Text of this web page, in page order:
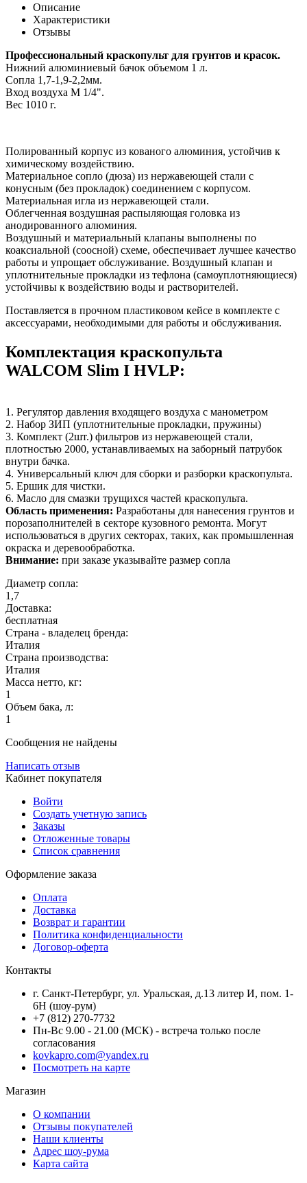
Описание
Характеристики
Отзывы
Профессиональный краскопульт для грунтов и красок.
Нижний алюминиевый бачок объемом 1 л.
Сопла 1,7-1,9-2,2мм.
Вход воздуха М 1/4".
Вес 1010 г.
Полированный корпус из кованого алюминия, устойчив к
химическому воздействию.
Материальное сопло (дюза) из нержавеющей стали с
конусным (без прокладок) соединением с корпусом.
Материальная игла из нержавеющей стали.
Облегченная воздушная распыляющая головка из
анодированного алюминия.
Воздушный и материальный клапаны выполнены по
коаксиальной (соосной) схеме, обеспечивает лучшее качество
работы и упрощает обслуживание. Воздушный клапан и
уплотнительные прокладки из тефлона (самоуплотняющиеся)
устойчивы к воздействию воды и растворителей.
Поставляется в прочном пластиковом кейсе в комплекте с
аксессуарами, необходимыми для работы и обслуживания.
Комплектация краскопульта
WALCOM Slim I HVLP:
1. Регулятор давления входящего воздуха с манометром
2. Набор ЗИП (уплотнительные прокладки, пружины)
3. Комплект (2шт.) фильтров из нержавеющей стали,
плотностью 2000, устанавливаемых на заборный патрубок
внутри бачка.
4. Универсальный ключ для сборки и разборки краскопульта.
5. Ершик для чистки.
6. Масло для смазки трущихся частей краскопульта.
Область применения: Разработаны для нанесения грунтов и
порозаполнителей в секторе кузовного ремонта. Могут
использоваться в других секторах, таких, как промышленная
окраска и деревообработка.
Внимание: при заказе указывайте размер сопла
Диаметр сопла:
1,7
Доставка:
бесплатная
Страна - владелец бренда:
Италия
Страна производства:
Италия
Масса нетто, кг:
1
Объем бака, л:
1
Сообщения не найдены
Написать отзыв
Кабинет покупателя
Войти
Создать учетную запись
Заказы
Отложенные товары
Список сравнения
Оформление заказа
Оплата
Доставка
Возврат и гарантии
Политика конфиденциальности
Договор-оферта
Контакты
г. Санкт-Петербург, ул. Уральская, д.13 литер И, пом. 1-
6Н (шоу-рум)
+7 (812) 270-7732
Пн-Вс 9.00 - 21.00 (МСК) - встреча только после
согласования
kovkapro.com@yandex.ru
Посмотреть на карте
Магазин
О компании
Отзывы покупателей
Наши клиенты
Адрес шоу-рума
Карта сайта